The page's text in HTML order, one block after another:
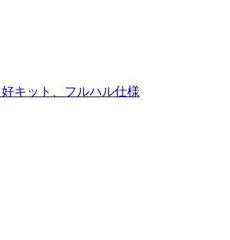
キット、フルハル仕様